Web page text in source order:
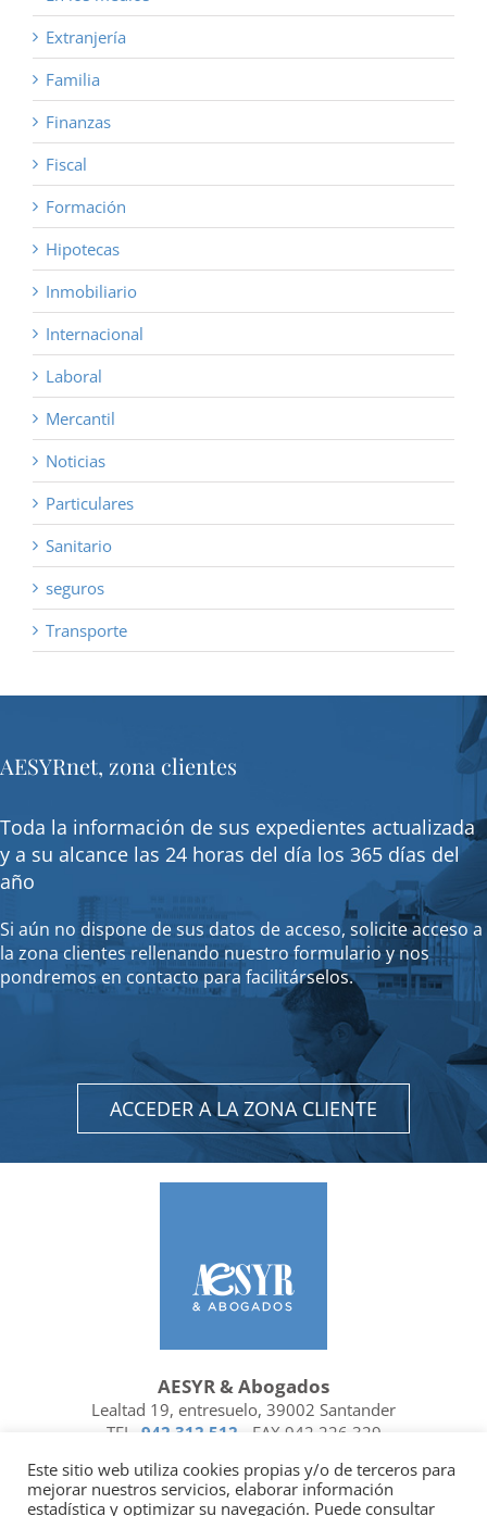
Extranjería
Familia
Finanzas
Fiscal
Formación
Hipotecas
Inmobiliario
Internacional
Laboral
Mercantil
Noticias
Particulares
Sanitario
seguros
Transporte
AESYRnet, zona clientes
Toda la información de sus expedientes actualizada
y a su alcance las 24 horas del día los 365 días del
año
Si aún no dispone de sus datos de acceso, solicite acceso a
la zona clientes rellenando nuestro formulario y nos
pondremos en contacto para facilitárselos.
ACCEDER A LA ZONA CLIENTE
AESYR & Abogados
Lealtad 19, entresuelo, 39002 Santander
TEL. 942 312 512 - FAX 942 226 329
FacebookLinkedin
Este sitio web utiliza cookies propias y/o de terceros para
mejorar nuestros servicios, elaborar información
estadística y optimizar su navegación. Puede consultar